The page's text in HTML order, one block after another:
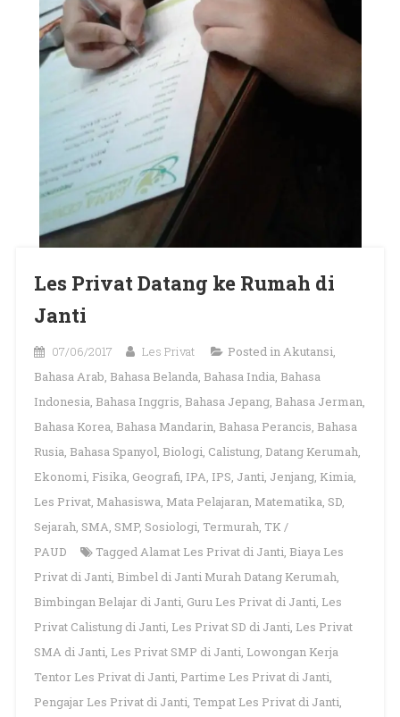
Les Privat Datang ke Rumah di
Janti
07/06/2017 Les Privat Posted inAkutansi,
Bahasa Arab, Bahasa Belanda, Bahasa India, Bahasa
Indonesia, Bahasa Inggris, Bahasa Jepang, Bahasa Jerman,
Bahasa Korea, Bahasa Mandarin, Bahasa Perancis, Bahasa
Rusia, Bahasa Spanyol, Biologi, Calistung, Datang Kerumah,
Ekonomi, Fisika, Geografi, IPA, IPS, Janti, Jenjang, Kimia,
Les Privat, Mahasiswa, Mata Pelajaran, Matematika, SD,
Sejarah, SMA, SMP, Sosiologi, Termurah, TK /
PAUD
TaggedAlamat Les Privat di Janti, Biaya Les
Privat di Janti, Bimbel di Janti Murah Datang Kerumah,
Bimbingan Belajar di Janti, Guru Les Privat di Janti, Les
Privat Calistung di Janti, Les Privat SD di Janti, Les Privat
SMA di Janti, Les Privat SMP di Janti, Lowongan Kerja
Tentor Les Privat di Janti, Partime Les Privat di Janti,
Pengajar Les Privat di Janti, Tempat Les Privat di Janti,